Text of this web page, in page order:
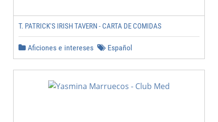
T. PATRICK'S IRISH TAVERN - CARTA DE COMIDAS
Aficiones e intereses Español